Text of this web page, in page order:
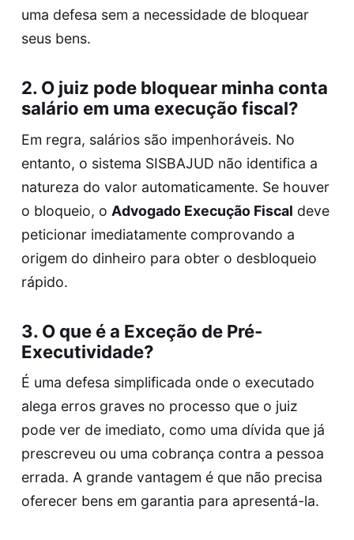
uma defesa sem a necessidade de bloquear
seus bens.
2. O juiz pode bloquear minha conta
salário em uma execução fiscal?
Em regra, salários são impenhoráveis. No
entanto, o sistema SISBAJUD não identifica a
natureza do valor automaticamente. Se houver
o bloqueio, o Advogado Execução Fiscal deve
peticionar imediatamente comprovando a
origem do dinheiro para obter o desbloqueio
rápido.
3. O que é a Exceção de Pré-
Executividade?
É uma defesa simplificada onde o executado
alega erros graves no processo que o juiz
pode ver de imediato, como uma dívida que já
prescreveu ou uma cobrança contra a pessoa
errada. A grande vantagem é que não precisa
oferecer bens em garantia para apresentá-la.